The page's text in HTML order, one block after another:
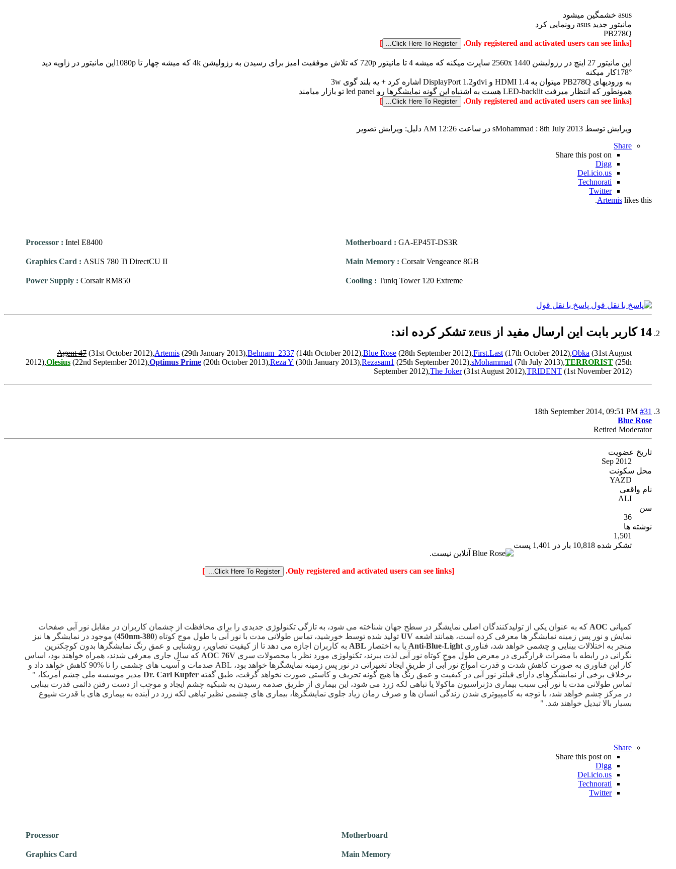
asus خشمگین میشود
مانیتور جدید asus رونمایی کرد
PB278Q
[Only registered and activated users can see links.
]
این مانیتور 27 اینچ در رزولیشن 2560x 1440 ساپرت میکنه که میشه 4 تا مانیتور 720p که تلاش موفقیت امیز برای رسیدن به رزولیشن 4k که میشه چهار تا 1080pاین مانیتور در زاویه دید
°178کار میکنه
به ورودیهای PB278Q میتوان به HDMI 1.4 و dviوDisplayPort 1.2 اشاره کرد + یه بلند گوی 3w
همونطور که انتظار میرفت LED-backlit هست به اشتباه این گونه نمایشگرها رو led panel تو بازار میامند
[Only registered and activated users can see links.
]
ویرایش توسط sMohammad : 8th July 2013 در ساعت 12:26 AM دلیل: ویرایش تصویر
Share
Share this post on
Digg
Del.icio.us
Technorati
Twitter
Artemis likes this.
Motherboard : GA-EP45T-DS3R
Processor : Intel E8400
Main Memory : Corsair Vengeance 8GB
Graphics Card : ASUS 780 Ti DirectCU II
Cooling : Tuniq Tower 120 Extreme
Power Supply : Corsair RM850
پاسخ با نقل قول
14 کاربر بابت این ارسال مفید از zeus تشکر کرده اند:
Agent 47 (31st October 2012),Artemis (29th January 2013),Behnam_2337 (14th October 2012),Blue Rose (28th September 2012),First.Last(17th October 2012),Obka (31st August
2012),Olesius (22nd September 2012),Optimus Prime (20th October 2013),Reza Y (30th January 2013),Rezasam1 (25th September 2012),sMohammad (7th July 2013),TERRORIST (25th
September 2012),The Joker(31st August 2012),TRIDENT (1st November 2012)
18th September 2014, 09:51 PM #31
Blue Rose
Retired Moderator
تاریخ عضویت
Sep 2012
محل سکونت
YAZD
نام واقعی
ALI
سن
36
نوشته ها
1,501
تشکر شده 10,818 بار در 1,401 پست
[Only registered and activated users can see links.
]
کمپانی AOC که به عنوان یکی از تولیدکنندگان اصلی نمایشگر در سطح جهان شناخته می شود، به تازگی تکنولوژی جدیدی را برای محافظت از چشمان کاربران در مقابل نور آبی صفحات
نمایش و نور پس زمینه نمایشگر ها معرفی کرده است، همانند اشعه UV تولید شده توسط خورشید، تماس طولانی مدت با نور آبی با طول موج کوتاه (380-450nm
) موجود در نمایشگر ها نیز
منجر به اختلالات بینایی و چشمی خواهد شد، فناوریAnti-Blue-Light یا به اختصار ABL به کاربران اجازه می دهد تا از کیفیت تصاویر، روشنایی و عمق رنگ نمایشگرها بدون کوچکترین
نگرانی در رابطه با مضرات قرارگیری در معرض طول موج کوتاه نور آبی لذت ببرند، تکنولوژی مورد نظر با محصولات سری AOC 76V که سال جاری معرفی شدند، همراه خواهند بود، اساس
کار این فناوری به صورت کاهش شدت و قدرت امواج نور آبی از طریق ایجاد تغییراتی در نور پس زمینه نمایشگرها خواهد بود، ABL صدمات و آسیب های چشمی را تا %90 کاهش خواهد داد و
برخلاف برخی از نمایشگرهای دارای فیلتر نور آبی در کیفیت و عمق رنگ ها هیچ گونه تحریف و کاستی صورت نخواهد گرفت، طبق گفته Dr. Carl Kupfer مدیر موسسه ملی چشم آمریکا، "
تماس طولانی مدت با نور آبی سبب بیماری دژنراسیون ماکولا یا تباهی لکه زرد می شود، این بیماری از طریق صدمه رسیدن به شبکیه چشم ایجاد و موجب از دست رفتن دائمی قدرت بینایی
در مرکز چشم خواهد شد، با توجه به کامپیوتری شدن زندگی انسان ها و صرف زمان زیاد جلوی نمایشگرها، بیماری های چشمی نظیر تباهی لکه زرد در آینده به بیماری های با قدرت شیوع
بسیار بالا تبدیل خواهند شد. "
Share
Share this post on
Digg
Del.icio.us
Technorati
Twitter
Motherboard
Processor
Main Memory
Graphics Card